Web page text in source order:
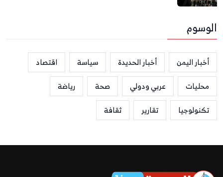
الوسوم
أخبار اليمن أخبار الحديدة سياسة
اقتصاد
محليات
عربي ودولي صحة
رياضة
تكنولوجيا
تقارير ثقافة